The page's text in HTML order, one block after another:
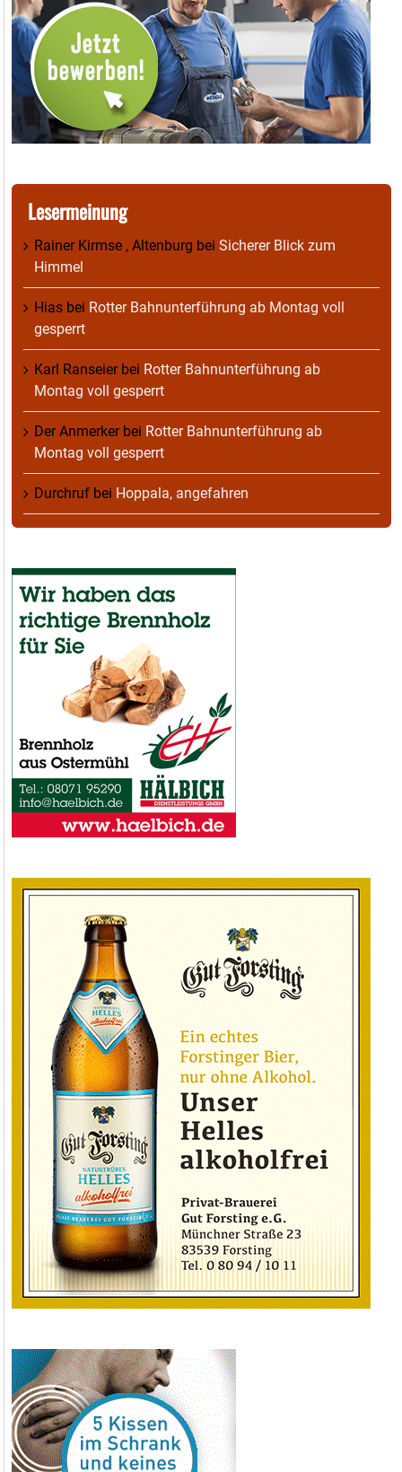
Lesermeinung
Rainer Kirmse , Altenburg bei Sicherer Blick zum
Himmel
Hias bei Rotter Bahnunterführung ab Montag voll
gesperrt
Karl Ranseierbei Rotter Bahnunterführung ab
Montag voll gesperrt
Der Anmerkerbei Rotter Bahnunterführung ab
Montag voll gesperrt
Durchruf bei Hoppala, angefahren